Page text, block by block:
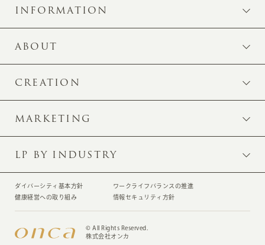
INFORMATION
ABOUT
CREATION
MARKETING
LP BY INDUSTRY
ダイバーシティ基本方針
ワークライフバランスの推進
健康経営への取り組み
情報セキュリティ方針
© All Rights Reserved.
株式会社オンカ